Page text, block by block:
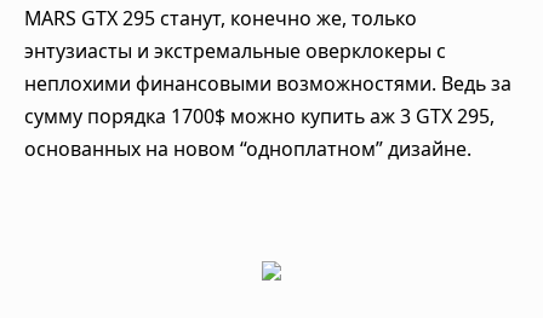
MARS GTX 295 станут, конечно же, только
энтузиасты и экстремальные оверклокеры с
неплохими финансовыми возможностями. Ведь за
сумму порядка 1700$ можно купить аж 3 GTX 295,
основанных на новом “одноплатном” дизайне.